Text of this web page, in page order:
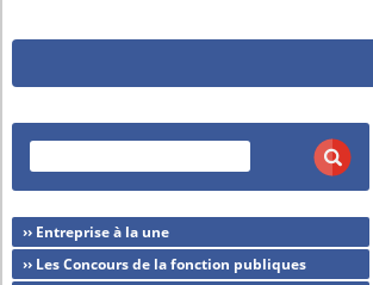
›› Entreprise à la une
›› Les Concours de la fonction publiques